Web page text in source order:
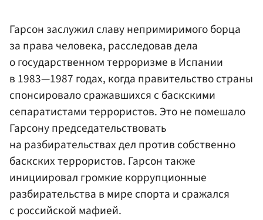
Гарсон заслужил славу непримиримого борца
за права человека, расследовав дела
о государственном терроризме в Испании
в 1983—1987 годах, когда правительство страны
спонсировало сражавшихся с баскскими
сепаратистами террористов. Это не помешало
Гарсону председательствовать
на разбирательствах дел против собственно
баскских террористов. Гарсон также
инициировал громкие коррупционные
разбирательства в мире спорта и сражался
с российской мафией.